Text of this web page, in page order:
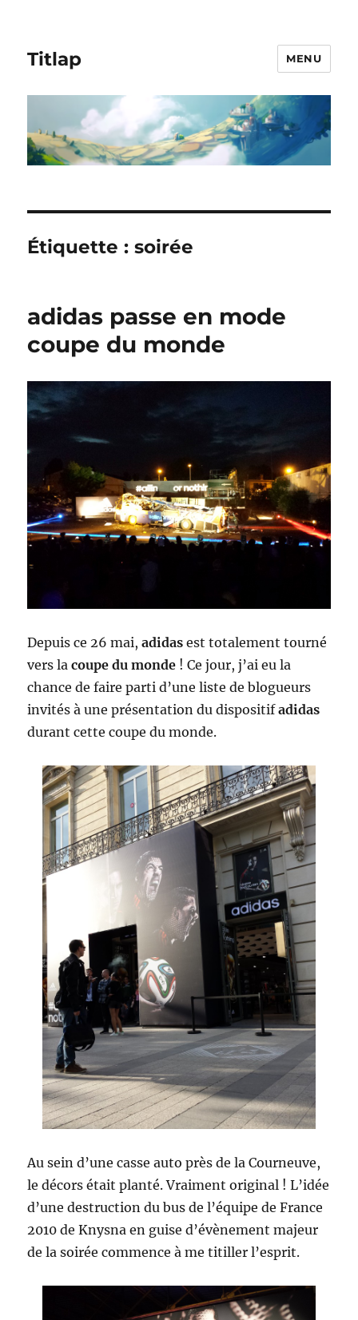
Titlap MENU
Étiquette :soirée
adidas passe en mode
coupe du monde
Depuis ce 26 mai,adidasest totalement tourné
vers lacoupe du monde ! Ce jour, j’ai eu la
chance de faire parti d’une liste de blogueurs
invités à une présentation du dispositifadidas
durant cette coupe du monde.
Au sein d’une casse auto près de la Courneuve,
le décors était planté. Vraiment original ! L’idée
d’une destruction du bus de l’équipe de France
2010 de Knysna en guise d’évènement majeur
de la soirée commence à me titiller l’esprit.